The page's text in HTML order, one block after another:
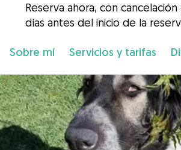
Reserva ahora, con
días antes del inicio de la
Sobre mí Servicios y tarifas